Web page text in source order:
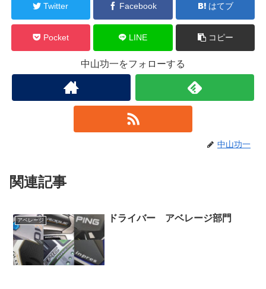
Twitter Facebook はてブ
Pocket LINE コピー
中山功一をフォローする
中山功一
関連記事
アベレージ ドライバー アベレージ部門